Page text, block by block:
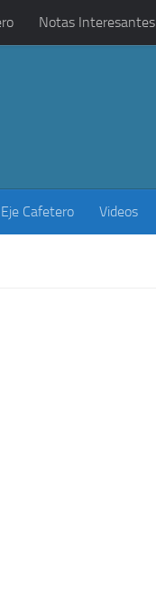
Notas Interesantes
Cafetero Videos